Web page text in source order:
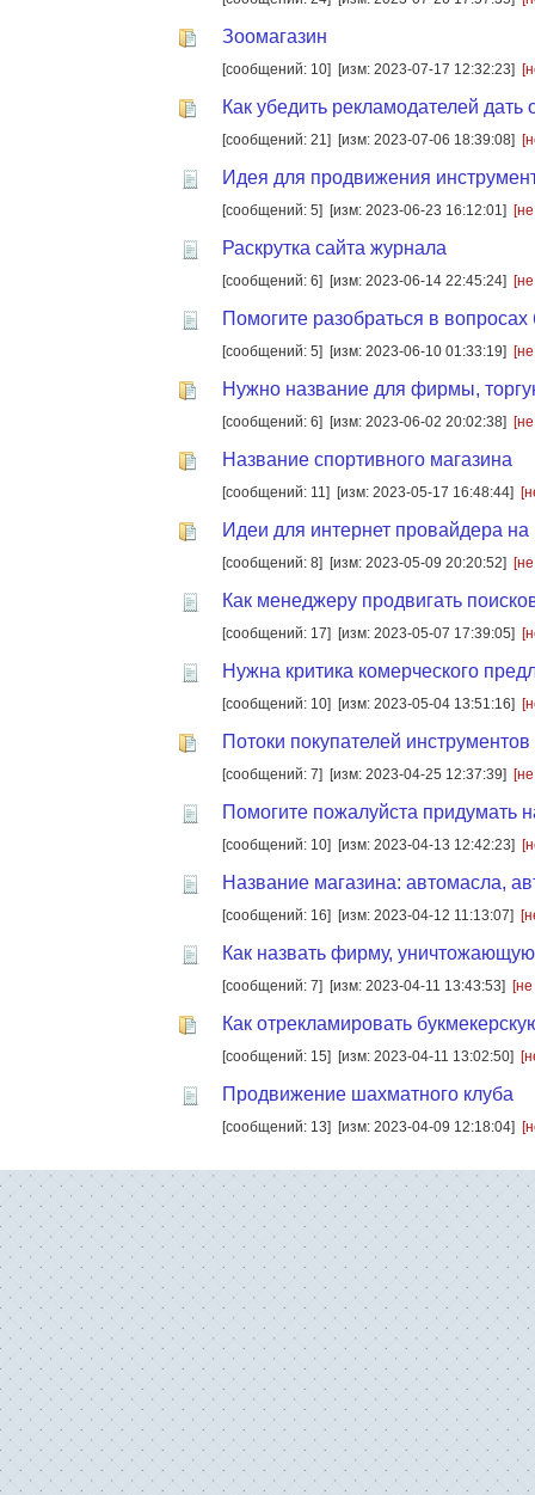
Зоомагазин
[сообщений: 10] [изм: 2023-07-17 12:32:23]
Как убедить рекламодателей
[сообщений: 21] [изм: 2023-07-06 18:39:08]
Идея для продвижения
[сообщений: 5] [изм: 2023-06-23 16:12:01]
Раскрутка сайта журнала
[сообщений: 6] [изм: 2023-06-14 22:45:24]
Помогите разобраться в
[сообщений: 5] [изм: 2023-06-10 01:33:19]
Нужно название для фирмы,
[сообщений: 6] [изм: 2023-06-02 20:02:38]
Название спортивного магазина
[сообщений: 11] [изм: 2023-05-17 16:48:44]
Идеи для интернет провайдера на
[сообщений: 8] [изм: 2023-05-09 20:20:52]
Как менеджеру продвигать
[сообщений: 17] [изм: 2023-05-07 17:39:05]
Нужна критика комерческого
[сообщений: 10] [изм: 2023-05-04 13:51:16]
Потоки покупателей
[сообщений: 7] [изм: 2023-04-25 12:37:39]
Помогите пожалуйста придумать
[сообщений: 10] [изм: 2023-04-13 12:42:23]
Название магазина: автомасла,
[сообщений: 16] [изм: 2023-04-12 11:13:07]
Как назвать фирму,
[сообщений: 7] [изм: 2023-04-11 13:43:53]
Как отрекламировать
[сообщений: 15] [изм: 2023-04-11 13:02:50]
Продвижение шахматного клуба
[сообщений: 13] [изм: 2023-04-09 12:18:04]